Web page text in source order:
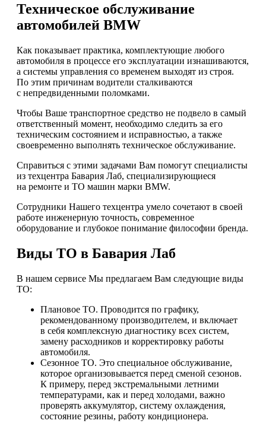
Техническое обслуживание
автомобилей BMW
Как показывает практика, комплектующие любого
автомобиля в процессе его эксплуатации изнашиваются,
а системы управления со временем выходят из строя.
По этим причинам водители сталкиваются
с непредвиденными поломками.
Чтобы Ваше транспортное средство не подвело в самый
ответственный момент, необходимо следить за его
техническим состоянием и исправностью, а также
своевременно выполнять техническое обслуживание.
Справиться с этими задачами Вам помогут специалисты
из техцентра Бавария Лаб, специализирующиеся
на ремонте и ТО машин марки BMW.
Сотрудники Нашего техцентра умело сочетают в своей
работе инженерную точность, современное
оборудование и глубокое понимание философии бренда.
Виды ТО в Бавария Лаб
В нашем сервисе Мы предлагаем Вам следующие виды
ТО:
Плановое ТО. Проводится по графику,
рекомендованному производителем, и включает
в себя комплексную диагностику всех систем,
замену расходников и корректировку работы
автомобиля.
Сезонное ТО. Это специальное обслуживание,
которое организовывается перед сменой сезонов.
К примеру, перед экстремальными летними
температурами, как и перед холодами, важно
проверять аккумулятор, систему охлаждения,
состояние резины, работу кондиционера.